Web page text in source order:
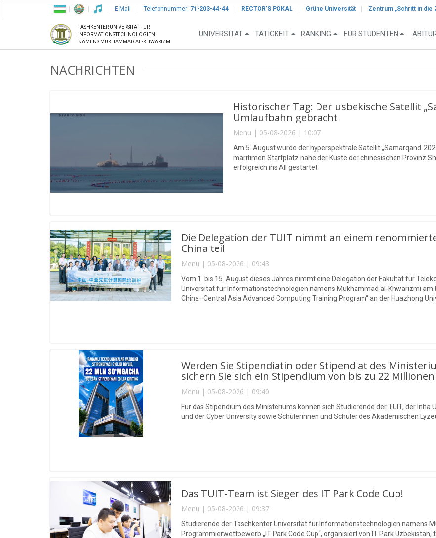
E-Mail Telefonnummer: 71-203-44-44 RECTOR’S POKAL Grüne Universität Zentrum „Schritt in die
TASHKENTER UNIVERSITÄT FÜR
INFORMATIONSTECHNOLOGIEN
NAMENS MUKHAMMAD AL-KHWARIZMI
UNIVERSITÄT TÄTIGKEIT RANKING FÜR STUDENTEN
NACHRICHTEN
Historischer Tag: Der usbekische Satellit
Umlaufbahn gebracht
Menu | 05-08-2026 | 10:07
Am 5. August wurde der hyperspektrale Satellit „Samarqand-
maritimen Startplatz nahe der Küste der chinesischen Provinz
erfolgreich ins All gestartet.
Die Delegation der TUIT nimmt an einem
China teil
Menu | 05-08-2026 | 09:43
Vom 1. bis 15. August dieses Jahres nimmt eine Delegation der Fakultät für
Universität für Informationstechnologien namens Mukhammad al-Khwarizmi am
China–Central Asia Advanced Computing Training Program“ an der Huazhong
Werden Sie Stipendiatin oder Stipendiat des
sichern Sie sich ein Stipendium von bis zu 22
Menu | 05-08-2026 | 09:40
Für das Stipendium des Ministeriums können sich Studierende der TUIT, der
und der Cyber University sowie Schülerinnen und Schüler des Akademischen
Das TUIT-Team ist Sieger des IT Park Code Cup!
Menu | 05-08-2026 | 09:37
Studierende der Taschkenter Universität für Informationstechnologien namens
Programmierwettbewerb „IT Park Code Cup“, organisiert von IT Park Uzbekistan,